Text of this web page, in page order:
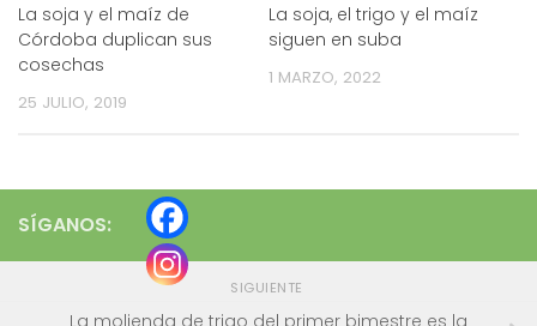
La soja y el maíz de
Córdoba duplican sus
cosechas
25 JULIO, 2019
La soja, el trigo y el maíz
siguen en suba
1 MARZO, 2022
SÍGANOS:
SIGUIENTE
La molienda de trigo del primer bimestre es la